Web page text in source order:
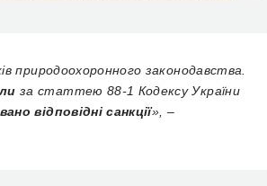
природоохоронного законодавства.
за статтею 88-1 Кодексу України
відповідні санкції», –